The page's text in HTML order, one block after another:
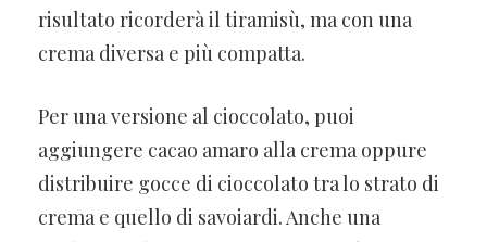
risultato ricorderà il tiramisù, ma con una
crema diversa e più compatta.
Per una versione al cioccolato, puoi
aggiungere cacao amaro alla crema oppure
distribuire gocce di cioccolato tra lo strato di
crema e quello di savoiardi. Anche una